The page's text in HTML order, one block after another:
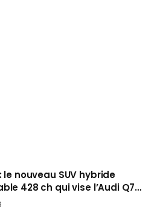
le nouveau SUV hybride
428 ch qui vise l’Audi Q7
cet automne